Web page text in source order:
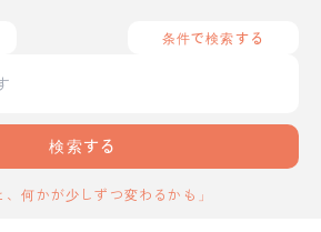
条件で検索する
検索する
、何かが少しずつ変わるかも」